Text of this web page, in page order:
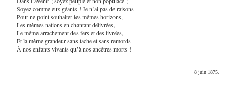
Soyez comme eux géants ! Je n’ai pas de raisons
Pour ne point souhaiter les mêmes horizons,
Les mêmes nations en chantant délivrées,
Le même arrachement des fers et des livrées,
Et la même grandeur sans tache et sans remords
À nos enfants vivants qu’à nos ancêtres morts !
8 juin 1875.